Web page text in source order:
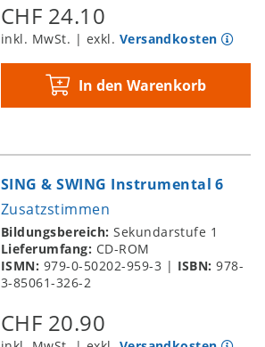
CHF 24.10
inkl. MwSt. | exkl. Versandkosten
In den Warenkorb
SING & SWING Instrumental 6
Zusatzstimmen
Bildungsbereich:Sekundarstufe 1
Lieferumfang: CD-ROM
ISMN: 979-0-50202-959-3 | ISBN:978-
3-85061-326-2
CHF 20.90